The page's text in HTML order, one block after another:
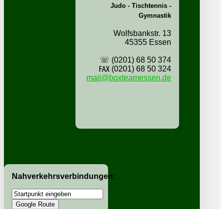
Judo - Tischtennis -
Gymnastik
Wolfsbankstr. 13
45355 Essen
☏ (0201) 68 50 374
℻ (0201) 68 50 324
mail@boxteamessen.de
Nahverkehrsverbindungen: